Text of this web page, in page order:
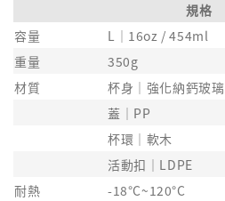
規格
容量
L｜16oz / 454ml
重量
350g
材質
杯身｜強化納鈣玻璃
蓋｜PP
杯環｜軟木
活動扣｜LDPE
耐熱
-18°C~120°C